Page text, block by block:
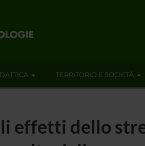
TERRITORIO E SOCIETÀ
effetti dello